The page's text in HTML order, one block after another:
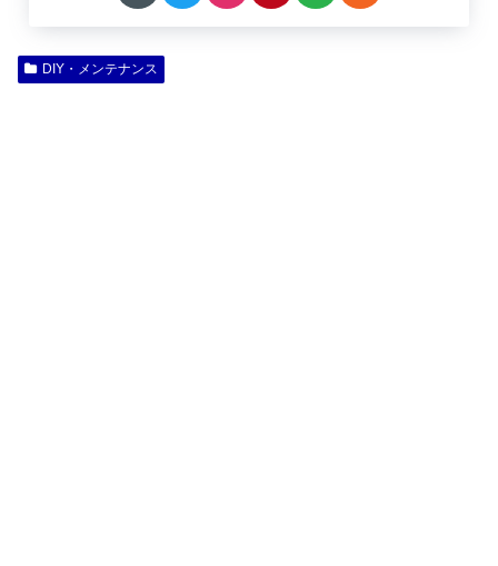
DIY・メンテナンス